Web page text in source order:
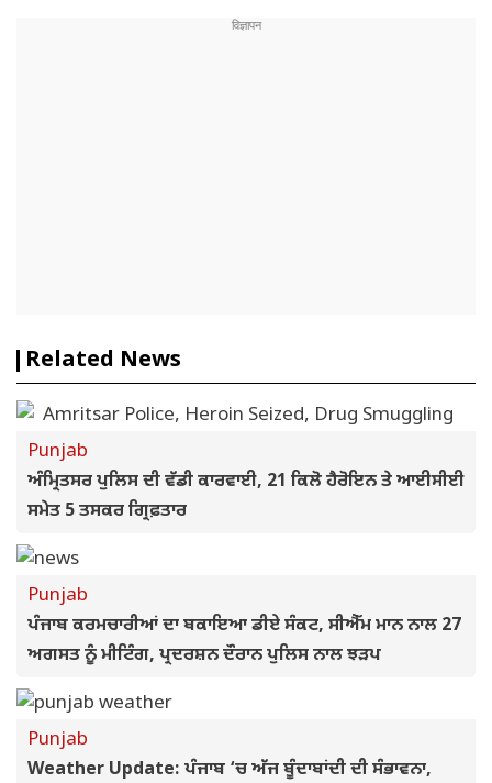
Related News
Punjab
ਅੰਮ੍ਰਿਤਸਰ ਪੁਲਿਸ ਦੀ ਵੱਡੀ ਕਾਰਵਾਈ, 21 ਕਿਲੋ ਹੈਰੋਇਨ ਤੇ ਆਈਸੀਈ
ਸਮੇਤ 5 ਤਸਕਰ ਗ੍ਰਿਫ਼ਤਾਰ
Punjab
ਪੰਜਾਬ ਕਰਮਚਾਰੀਆਂ ਦਾ ਬਕਾਇਆ ਡੀਏ ਸੰਕਟ, ਸੀਐੱਮ ਮਾਨ ਨਾਲ 27
ਅਗਸਤ ਨੂੰ ਮੀਟਿੰਗ, ਪ੍ਰਦਰਸ਼ਨ ਦੌਰਾਨ ਪੁਲਿਸ ਨਾਲ ਝੜਪ
Punjab
Weather Update: ਪੰਜਾਬ ‘ਚ ਅੱਜ ਬੂੰਦਾਬਾਂਦੀ ਦੀ ਸੰਭਾਵਨਾ,